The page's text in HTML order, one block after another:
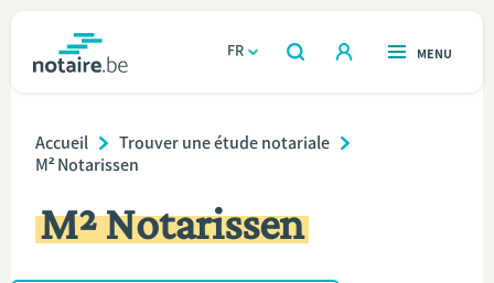
FR
OUVERT
RECHERCHER
OUVERT
MENU
Immobilier
Relations et vivre ensemble
TROUVER UN NOTAIRE
Breadcrumb
Accueil
Trouver une étude notariale
M² Notarissen
M² Notarissen